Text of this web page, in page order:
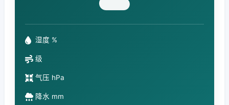
湿度 %
级
气压 hPa
降水 mm